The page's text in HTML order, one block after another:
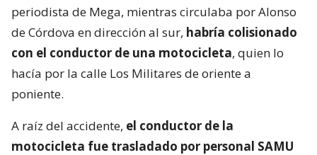
periodista de Mega, mientras circulaba por Alonso
de Córdova en dirección al sur, habría colisionado
con el conductor de una motocicleta, quien lo
hacía por la calle Los Militares de oriente a
poniente.
A raíz del accidente, el conductor de la
motocicleta fue trasladado por personal SAMU